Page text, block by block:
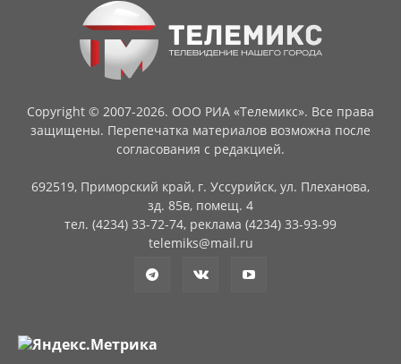
Copyright © 2007-2026. ООО РИА «Телемикс». Все права
защищены. Перепечатка материалов возможна после
согласования с редакцией.
692519, Приморский край, г. Уссурийск, ул. Плеханова,
зд. 85в, помещ. 4
тел. (4234) 33-72-74, реклама (4234) 33-93-99
telemiks@mail.ru